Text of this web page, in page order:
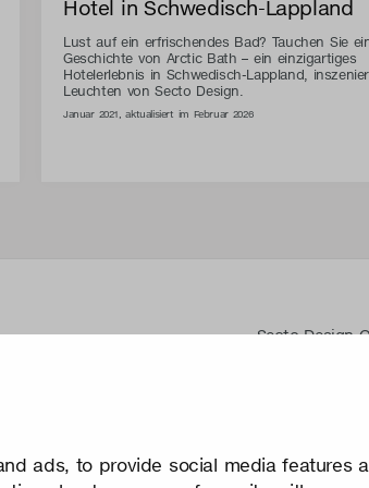
ads, to provide social media features
Hotel in Schwedisch-Lappland
Lust auf ein erfrischendes Bad? Tauchen Sie
Geschichte von Arctic Bath – ein einzigartiges
Hotelerlebnis in Schwedisch-Lappland,
Leuchten von Secto Design.
Januar 2021, aktualisiert im Februar 2026
Secto Design
Jegliche
schriftliche
Datenschutz